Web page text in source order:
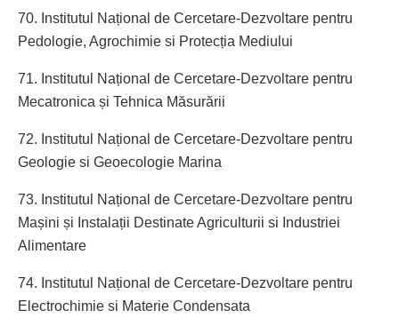
70. Institutul Național de Cercetare-Dezvoltare pentru
Pedologie, Agrochimie si Protecția Mediului
71. Institutul Național de Cercetare-Dezvoltare pentru
Mecatronica și Tehnica Măsurării
72. Institutul Național de Cercetare-Dezvoltare pentru
Geologie si Geoecologie Marina
73. Institutul Național de Cercetare-Dezvoltare pentru
Mașini și Instalații Destinate Agriculturii si Industriei
Alimentare
74. Institutul Național de Cercetare-Dezvoltare pentru
Electrochimie si Materie Condensata